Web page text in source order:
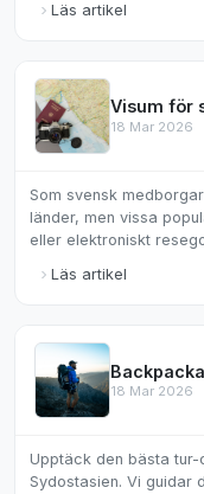
Läs artikel
18 Mar 2026
Som svensk
länder, men vissa
eller elektroniskt
Läs artikel
18 Mar 2026
Upptäck den bästa
Sydostasien. Vi guidar